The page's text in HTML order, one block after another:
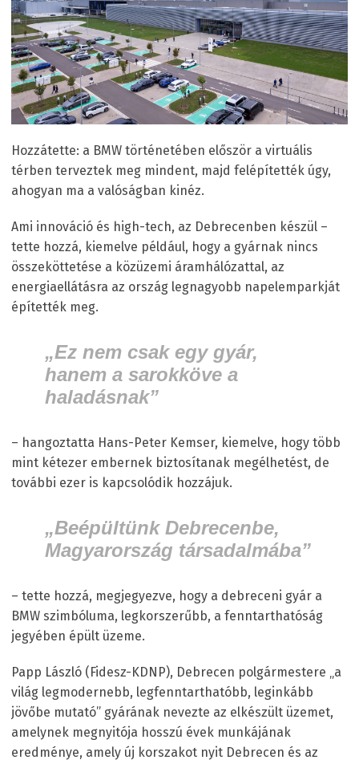
Hozzátette: a BMW történetében először a virtuális
térben terveztek meg mindent, majd felépítették úgy,
ahogyan ma a valóságban kinéz.
Ami innováció és high-tech, az Debrecenben készül –
tette hozzá, kiemelve például, hogy a gyárnak nincs
összeköttetése a közüzemi áramhálózattal, az
energiaellátásra az ország legnagyobb napelemparkját
építették meg.
„Ez nem csak egy gyár,
hanem a sarokköve a
haladásnak”
– hangoztatta Hans-Peter Kemser, kiemelve, hogy több
mint kétezer embernek biztosítanak megélhetést, de
további ezer is kapcsolódik hozzájuk.
„Beépültünk Debrecenbe,
Magyarország társadalmába”
– tette hozzá, megjegyezve, hogy a debreceni gyár a
BMW szimbóluma, legkorszerűbb, a fenntarthatóság
jegyében épült üzeme.
Papp László (Fidesz-KDNP), Debrecen polgármestere „a
világ legmodernebb, legfenntarthatóbb, leginkább
jövőbe mutató” gyárának nevezte az elkészült üzemet,
amelynek megnyitója hosszú évek munkájának
eredménye, amely új korszakot nyit Debrecen és az